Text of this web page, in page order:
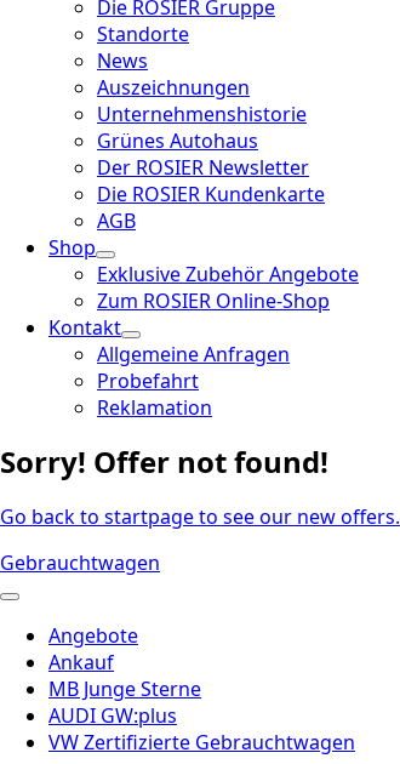
Die ROSIER Gruppe
Standorte
News
Auszeichnungen
Unternehmenshistorie
Grünes Autohaus
Der ROSIER Newsletter
Die ROSIER Kundenkarte
AGB
Shop
Exklusive Zubehör Angebote
Zum ROSIER Online-Shop
Kontakt
Allgemeine Anfragen
Probefahrt
Reklamation
Sorry! Offer not found!
Go back to startpage to see our new offers.
Gebrauchtwagen
Angebote
Ankauf
MB Junge Sterne
AUDI GW:plus
VW Zertifizierte Gebrauchtwagen